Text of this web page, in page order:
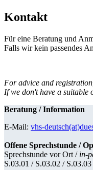
Kontakt
Für eine Beratung und
Falls wir kein passendes
For advice and
If we don't have a suitable
Beratung / Information
E-Mail: vhs-
Offene Sprechstunde /
Sprechstunde vor Ort / in-
S.03.01 / S.03.02 /